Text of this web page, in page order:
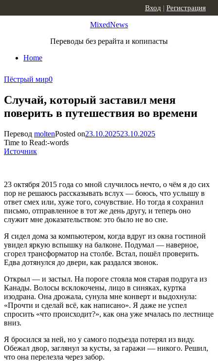
MixedNews
Переводы без рерайта и копипасты
Home
Вход | Регистрация
Пёстрый мир0
Случай, который заставил меня
поверить в путешествия во времени
Перевод moltenPosted on23.10.202523.10.2025
Time to Read:-words
Источник
23 октября 2015 года со мной случилось нечто, о чём я до сих
пор не решаюсь рассказывать вслух — боюсь, что услышу в
ответ смех или, хуже того, сочувствие. Но тогда я сохранил
письмо, отправленное в тот же день другу, и теперь оно
служит мне доказательством: это было не во сне.
Я сидел дома за компьютером, когда вдруг из окна гостиной
увидел яркую вспышку на балконе. Подумал — наверное,
сгорел трансформатор на столбе. Встал, пошёл проверить.
Едва дотянулся до двери, как раздался звонок.
Открыл — и застыл. На пороге стояла моя старая подруга из
Канады. Волосы всклокочены, лицо в синяках, куртка
изодрана. Она дрожала, сунула мне конверт и выдохнула:
«Прочти и сделай всё, как написано». Я даже не успел
спросить «что происходит?», как она уже мчалась по лестнице
вниз.
Я бросился за ней, но у самого подъезда потерял из виду.
Обежал двор, заглянул за кусты, за гаражи — никого. Решил,
что она перелезла через забор.